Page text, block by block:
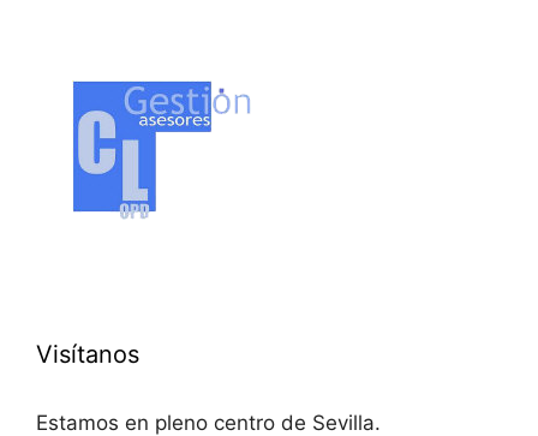
Visítanos
Estamos en pleno centro de Sevilla.